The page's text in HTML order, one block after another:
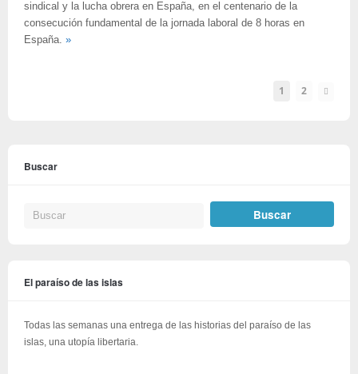
sindical y la lucha obrera en España, en el centenario de la
consecución fundamental de la jornada laboral de 8 horas en
España. »
1 2
Buscar
El paraíso de las islas
Todas las semanas una entrega de las historias del paraíso de las
islas, una utopía libertaria.